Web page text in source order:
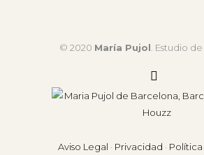
© 2020 María Pujol. Estudio
Aviso Legal · Privacidad ·